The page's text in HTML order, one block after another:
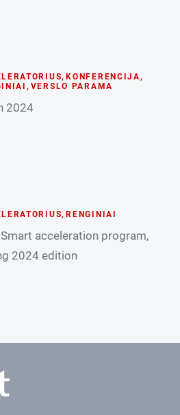
, KONFERENCIJA,
, VERSLO PARAMA
2024
, RENGINIAI
acceleration program,
2024 edition